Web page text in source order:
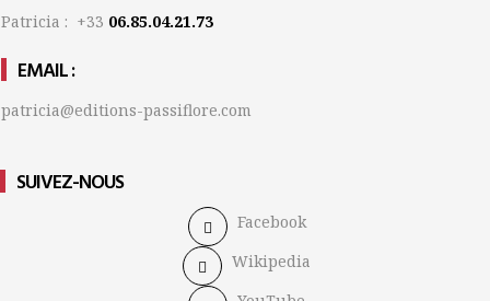
Patricia : +33 06.85.04.21.73
EMAIL :
patricia@editions-passiflore.com
SUIVEZ-NOUS
Facebook
Wikipedia